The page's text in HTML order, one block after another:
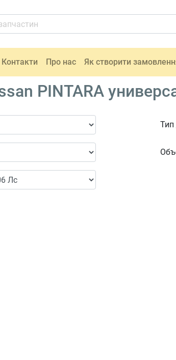
Контакти Про нас Як створити
PINTARA
Тип